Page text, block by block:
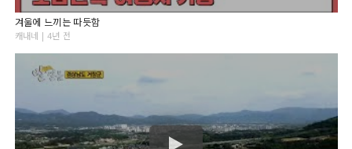
겨울에 느끼는 따듯함
캐내네 | 4년 전